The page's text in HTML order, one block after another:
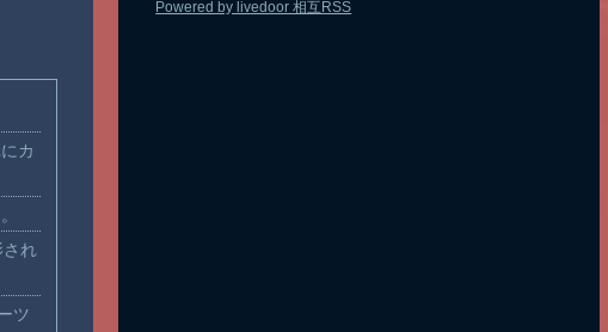
カ
され
ツ
Powered by livedoor 相互RSS